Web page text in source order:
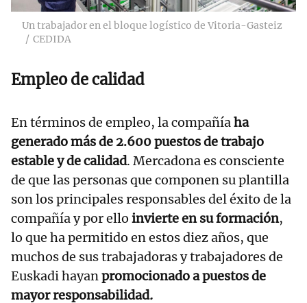
Un trabajador en el bloque logístico de Vitoria-Gasteiz
CEDIDA
Empleo de calidad
En términos de empleo, la compañíaha
generado más de 2.600 puestos de trabajo
estable y de calidad. Mercadona es consciente
de que las personas que componen su plantilla
son los principales responsables del éxito de la
compañía y por ello invierte en su formación,
lo que ha permitido en estos diez años, que
muchos de sus trabajadoras y trabajadores de
Euskadi hayanpromocionado a puestos de
mayor responsabilidad.